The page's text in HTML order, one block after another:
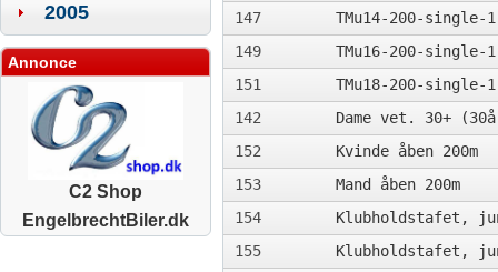
2005
Annonce
C2 Shop
EngelbrechtBiler.dk
147
TMu14-200-single-1
149
TMu16-200-single-1
151
TMu18-200-single-1
142
Dame vet. 30+
152
Kvinde åben 200m
153
Mand åben 200m
154
Klubholdstafet,
155
Klubholdstafet,